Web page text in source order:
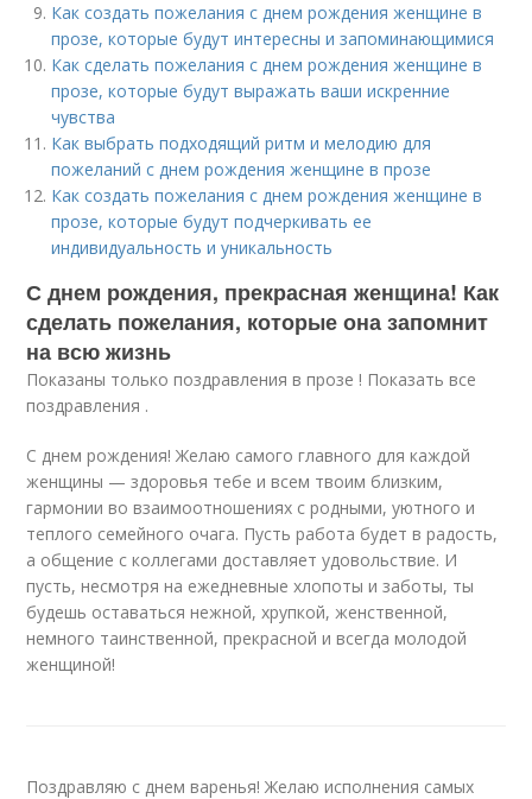
Как создать пожелания с днем рождения женщине в
прозе, которые будут интересны и запоминающимися
Как сделать пожелания с днем рождения женщине в
прозе, которые будут выражать ваши искренние
чувства
Как выбрать подходящий ритм и мелодию для
пожеланий с днем рождения женщине в прозе
Как создать пожелания с днем рождения женщине в
прозе, которые будут подчеркивать ее
индивидуальность и уникальность
С днем рождения, прекрасная женщина! Как
сделать пожелания, которые она запомнит
на всю жизнь
Показаны только поздравления в прозе ! Показать все
поздравления .
С днем рождения! Желаю самого главного для каждой
женщины — здоровья тебе и всем твоим близким,
гармонии во взаимоотношениях с родными, уютного и
теплого семейного очага. Пусть работа будет в радость,
а общение с коллегами доставляет удовольствие. И
пусть, несмотря на ежедневные хлопоты и заботы, ты
будешь оставаться нежной, хрупкой, женственной,
немного таинственной, прекрасной и всегда молодой
женщиной!
Поздравляю с днем варенья! Желаю исполнения самых